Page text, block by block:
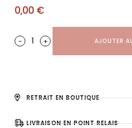
0,00 €
- + AJOUTER
RETRAIT EN BOUTIQUE
LIVRAISON EN POINT RELAIS